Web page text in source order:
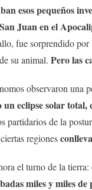
esos pequeños
Juan en el
fue sorprendido
su animal. Pero las
observaron
eclipse solar total,
partidarios de la
regiones
el turno de la tierra:
miles y miles de